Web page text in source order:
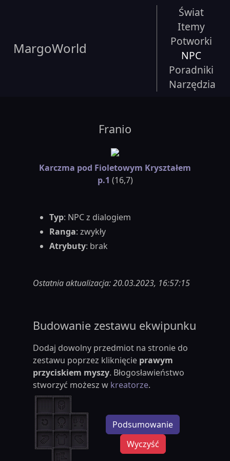
MargoWorld
Świat
Itemy
Potworki
NPC
Poradniki
Narzędzia
Franio
Karczma pod Fioletowym Kryształem
p.1 (16,7)
Typ: NPC z dialogiem
Ranga: zwykły
Atrybuty: brak
Ostatnia aktualizacja: 20.03.2023, 16:57:15
Budowanie zestawu ekwipunku
Dodaj dowolny przedmiot na stronie do
zestawu poprzez kliknięcie prawym
przyciskiem myszy. Błogosławieństwo
stworzyć możesz w kreatorze.
Podsumowanie
Wyczyść